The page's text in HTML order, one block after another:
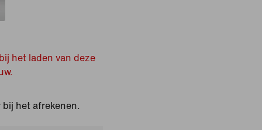
het laden van deze
bij het afrekenen.